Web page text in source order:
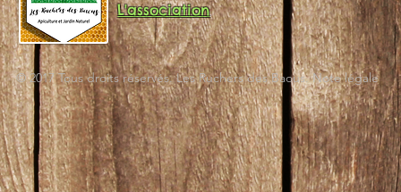
L'association
© 2017 Tous droits réservés. Les Ruchers des Baous. Note légale